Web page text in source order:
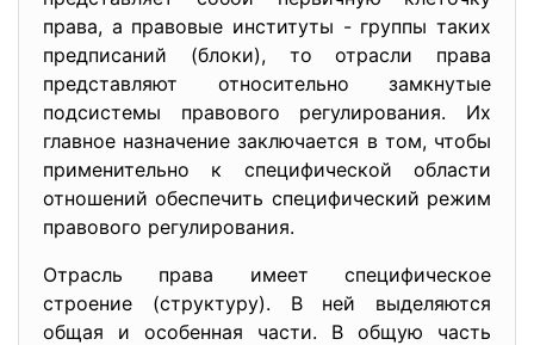
права, а правовые институты - группы таких
предписаний (блоки), то отрасли права
представляют относительно замкнутые
подсистемы правового регулирования. Их
главное назначение заключается в том, чтобы
применительно к специфической области
отношений обеспечить специфический режим
правового регулирования.
Отрасль права имеет специфическое
строение (структуру). В ней выделяются
общая и особенная части. В общую часть